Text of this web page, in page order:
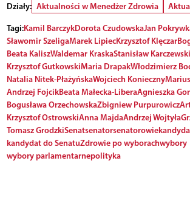
Działy: Aktualności w Menedżer Zdrowia
Tagi:Kamil BarczykDorota CzudowskaJan
Sławomir SzeligaMarek LipiecKrzysztof Klęczar
Beata KaliszWaldemar KraskaStanisław Karczewski
Krzysztof GutkowskiMaria DrapakWłodzimierz
Natalia Nitek-PłażyńskaWojciech Konieczny
Andrzej FojcikBeata Małecka-LiberaAgnieszka
Bogusława OrzechowskaZbigniew Purpurowicz
Krzysztof OstrowskiAnna MajdaAndrzej Wojtyła
Tomasz GrodzkiSenatsenatorsenatorowie
kandydat do SenatuZdrowie po wyborachwybory
wybory parlamentarnepolityka